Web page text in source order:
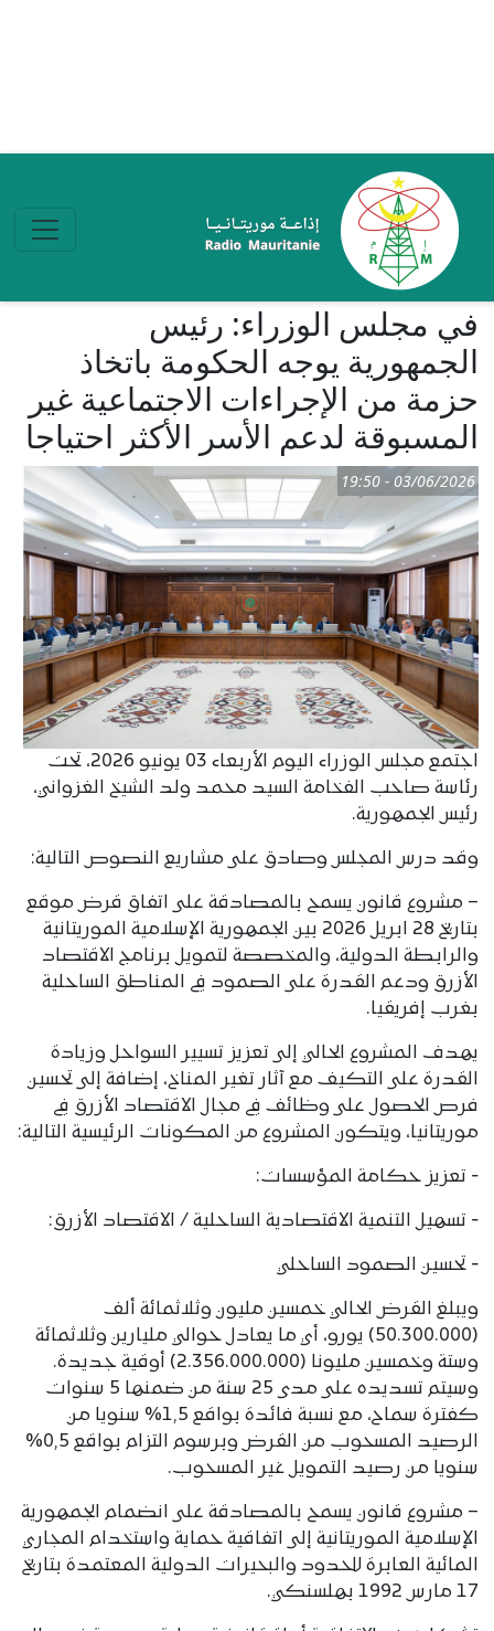
في مجلس الوزراء: رئيس
الجمهورية يوجه الحكومة باتخاذ
حزمة من الإجراءات الاجتماعية غير
المسبوقة لدعم الأسر الأكثر احتياجا
03/06/2026 - 19:50
اجتمع مجلس الوزراء اليوم الأربعاء 03 يونيو 2026، تحت
رئاسة صاحب الفخامة السيد محمد ولد الشيخ الغزواني،
رئيس الجمهورية.
وقد درس المجلس وصادق على مشاريع النصوص التالية:
– مشروع قانون يسمح بالمصادقة على اتفاق قرض موقع
بتاريخ 28 ابريل 2026 بين الجمهورية الإسلامية الموريتانية
والرابطة الدولية، والمخصصة لتمويل برنامج الاقتصاد
الأزرق ودعم القدرة على الصمود في المناطق الساحلية
بغرب إفريقيا.
يهدف المشروع الحالي إلى تعزيز تسيير السواحل وزيادة
القدرة على التكيف مع آثار تغير المناخ، إضافة إلى تحسين
فرص الحصول على وظائف في مجال الاقتصاد الأزرق في
موريتانيا، ويتكون المشروع من المكونات الرئيسية التالية:
‐ تعزيز حكامة المؤسسات:
‐ تسهيل التنمية الاقتصادية الساحلية / الاقتصاد الأزرق:
‐ تحسين الصمود الساحلي
ويبلغ القرض الحالي خمسين مليون وثلاثمائة ألف
(50.300.000) يورو، أي ما يعادل حوالي مليارين وثلاثمائة
وستة وخمسين مليونا (2.356.000.000) أوقية جديدة.
وسيتم تسديده على مدى 25 سنة من ضمنها 5 سنوات
كفترة سماح، مع نسبة فائدة بواقع 1,5% سنويا من
الرصيد المسحوب من القرض وبرسوم التزام بواقع 0,5%
سنويا من رصيد التمويل غير المسحوب.
– مشروع قانون يسمح بالمصادقة على انضمام الجمهورية
الإسلامية الموريتانية إلى اتفاقية حماية واستخدام المجاري
المائية العابرة للحدود والبحيرات الدولية المعتمدة بتاريخ
17 مارس 1992 بهلسنكي.